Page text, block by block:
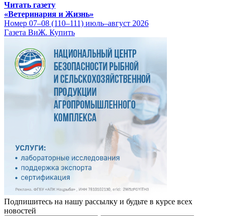
Читать газету
«Ветеринария и Жизнь»
Номер 07–08 (110–111) июль–август 2026
Газета ВиЖ. Купить
Подпишитесь на нашу рассылку и будьте в курсе всех
новостей